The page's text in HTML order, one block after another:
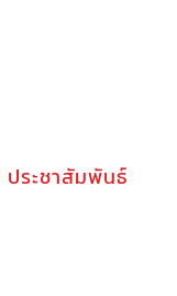
ระชาสัมพันธ์